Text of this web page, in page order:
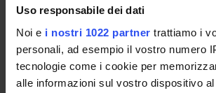
Uso responsabile dei dati
Noi e i nostri 1022 partner trattiamo i
personali, ad esempio il vostro numero
tecnologie come i cookie per
alle informazioni sul vostro dispositivo al
Professore ordinario
Carlo Laudanna
Professore ordinario
Barbara Rossi